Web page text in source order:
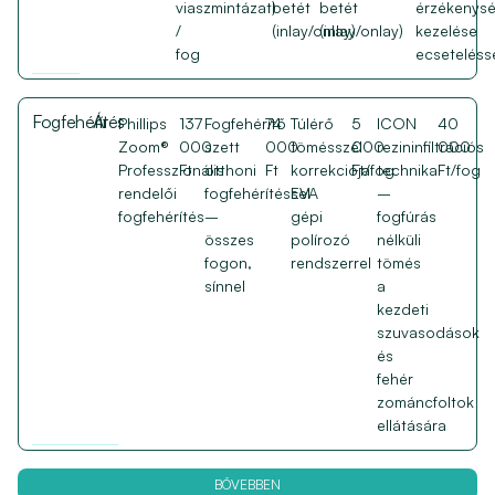
viaszmintázat)
/
fog
betét
(inlay/onlay)
betét
(inlay/onlay)
kezelése
Fogfehérítés
Ár Phillips
Zoom®
Professzionális
rendelői
fogfehérítés
137
000
Ft
Fogfehérítő
szett
otthoni
fogfehérítéssel
–
összes
fogon,
sínnel
74
000
Ft
Túlérő
tömésszél
korrekciója
EVA
gépi
polírozó
rendszerrel
5
000
Ft/fog
ICON
rezininfiltrációs
technika
–
fogfúrás
nélküli
tömés
a
kezdeti
szuvasodások
és
fehér
zománcfoltok
ellátására
40
000
Ft/fog
BŐVEBBEN